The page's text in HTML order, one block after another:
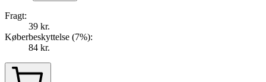
Fragt:
39 kr.
Køberbeskyttelse (7%):
84 kr.